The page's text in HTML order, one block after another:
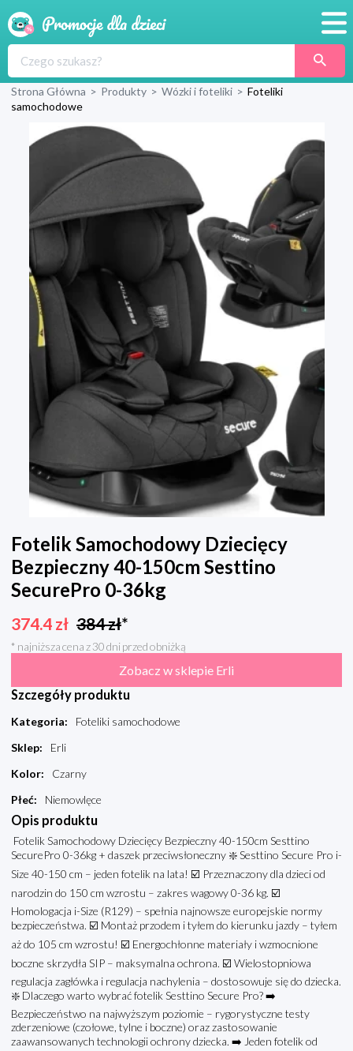
Produkty
Blog
Wyprawka
Strona Główna > Produkty > Wózki i foteliki > Foteliki
samochodowe
Fotelik Samochodowy Dziecięcy
Bezpieczny 40-150cm Sesttino
SecurePro 0-36kg
374.4 zł 384zł*
* najniższa cena z 30 dni przed obniżką
Zobacz w sklepie Erli
Szczegóły produktu
Kategoria:
Foteliki samochodowe
Sklep:
Erli
Kolor:
Czarny
Płeć: Niemowlęce
Opis produktu
Fotelik Samochodowy Dziecięcy Bezpieczny 40-150cm Sesttino
SecurePro 0-36kg + daszek przeciwsłoneczny ❇️ Sesttino Secure Pro i-
Size 40-150 cm – jeden fotelik na lata! ☑️ Przeznaczony dla dzieci od
narodzin do 150 cm wzrostu – zakres wagowy 0-36 kg. ☑️
Homologacja i-Size (R129) – spełnia najnowsze europejskie normy
bezpieczeństwa. ☑️ Montaż przodem i tyłem do kierunku jazdy – tyłem
aż do 105 cm wzrostu! ☑️ Energochłonne materiały i wzmocnione
boczne skrzydła SIP – maksymalna ochrona. ☑️ Wielostopniowa
regulacja zagłówka i regulacja nachylenia – dostosowuje się do dziecka.
❇️ Dlaczego warto wybrać fotelik Sesttino Secure Pro? ➡️
Bezpieczeństwo na najwyższym poziomie – rygorystyczne testy
zderzeniowe (czołowe, tylne i boczne) oraz zastosowanie
zaawansowanych technologii ochrony dziecka. ➡️ Jeden fotelik od